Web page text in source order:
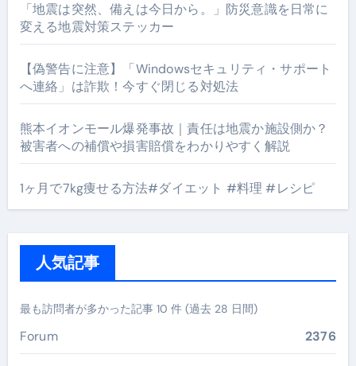
「地震は突然、備えは今日から。」防災意識を日常に
変える地震対策ステッカー
【偽警告に注意】「Windowsセキュリティ・サポート
へ連絡」は詐欺！今すぐ閉じる対処法
熊本イオンモール爆発事故｜責任は地震か施設側か？
被害者への補償や損害賠償をわかりやすく解説
1ヶ月で7kg痩せる方法#ダイエット #料理 #レシピ
人気記事
最も訪問者が多かった記事 10 件 (過去 28 日間)
Forum 2376